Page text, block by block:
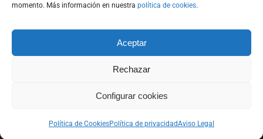
momento. Más información en nuestra política de cookies.
Aceptar
Rechazar
Configurar cookies
Política de CookiesPolítica de privacidadAviso Legal
|Política de cookies|Política de privacidad